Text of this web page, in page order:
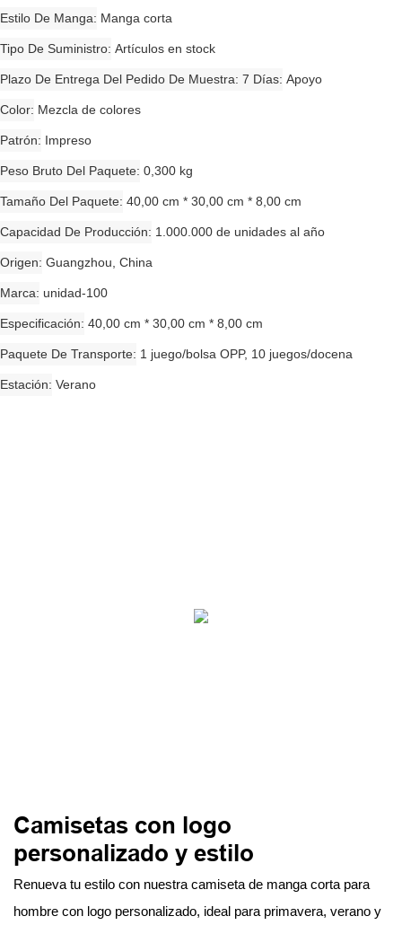
Estilo De Manga Manga corta
Tipo De Suministro Artículos en stock
Plazo De Entrega Del Pedido De Muestra: 7 Días Apoyo
Color Mezcla de colores
Patrón Impreso
Peso Bruto Del Paquete 0,300 kg
Tamaño Del Paquete 40,00 cm * 30,00 cm * 8,00 cm
Capacidad De Producción 1.000.000 de unidades al año
Origen Guangzhou, China
Marca unidad-100
Especificación 40,00 cm * 30,00 cm * 8,00 cm
Paquete De Transporte 1 juego/bolsa OPP, 10 juegos/docena
Estación Verano
Camisetas con logo
personalizado y estilo
Renueva tu estilo con nuestra camiseta de manga corta para
hombre con logo personalizado, ideal para primavera, verano y